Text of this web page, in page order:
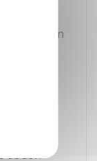
un
de son